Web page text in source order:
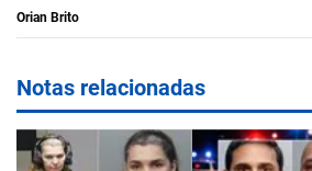
Orian Brito
Notas relacionadas